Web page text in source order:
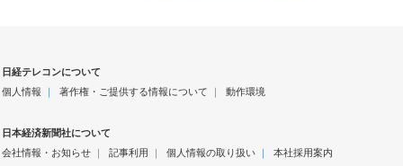
日経テレコンについて
個人情報 ｜ 著作権・ご提供する情報について ｜ 動作環境
日本経済新聞社について
会社情報・お知らせ｜ 記事利用 ｜ 個人情報の取り扱い｜ 本社採用案内